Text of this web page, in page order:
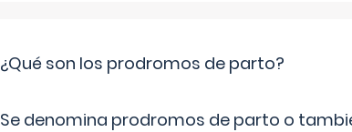
¿Qué son los prodromos de parto?
Se denomina prodromos de parto o